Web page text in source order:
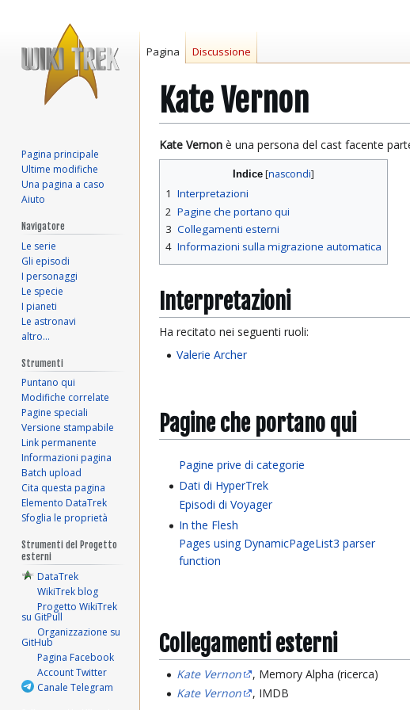
Kate Vernon
Vai
alla
Vai
alla
Kate Vernon è una persona del cast facente
Indice
1 Interpretazioni
2 Pagine che portano qui
3 Collegamenti esterni
4 Informazioni sulla migrazione automatica
Interpretazioni
Ha recitato nei seguenti ruoli:
Valerie Archer
Pagine che portano qui
Pagine prive di categorie
Dati di HyperTrek
Episodi di Voyager
In the Flesh
Pages using DynamicPageList3 parser
function
Collegamenti esterni
Kate Vernon
, Memory Alpha (ricerca)
Kate Vernon
, IMDB
Pagina Discussione
Pagina principale
Ultime modifiche
Una pagina a caso
Aiuto
Navigatore
Le serie
Gli episodi
I personaggi
Le specie
I pianeti
Le astronavi
altro…
Strumenti
Puntano qui
Modifiche correlate
Pagine speciali
Versione stampabile
Link permanente
Informazioni pagina
Batch upload
Cita questa pagina
Elemento DataTrek
Sfoglia le proprietà
Strumenti del Progetto
esterni
DataTrek
WikiTrek blog
Progetto WikiTrek
su GitPull
Organizzazione su
GitHub
Pagina Facebook
Account Twitter
Canale Telegram